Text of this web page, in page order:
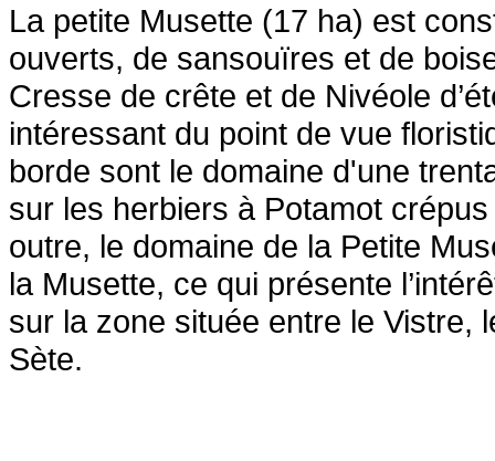
La petite Musette (17 ha) est
ouverts, de sansouïres et de
Cresse de crête et de Nivéole
intéressant du point de vue
borde sont le domaine d'une
sur les herbiers à Potamot
outre, le domaine de la Petite
la Musette, ce qui présente
sur la zone située entre le Vistre,
Sète.